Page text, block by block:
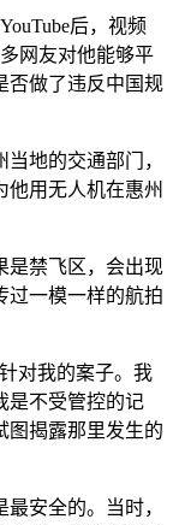
后，视频
网友对他能够平
否做了违反中国规
地的交通部门，
他用无人机在惠州
是禁飞区，会出现
过一模一样的航拍
对我的案子。我
是不受管控的记
图揭露那里发生的
安全的。当时，